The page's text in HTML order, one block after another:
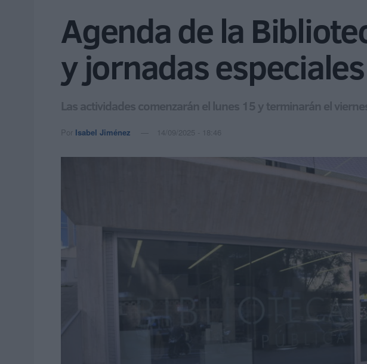
Agenda de la
y jornadas especiales
Las actividades comenzarán el lunes 15 y terminarán el
Por Isabel Jiménez 14/09/2025 - 18:46